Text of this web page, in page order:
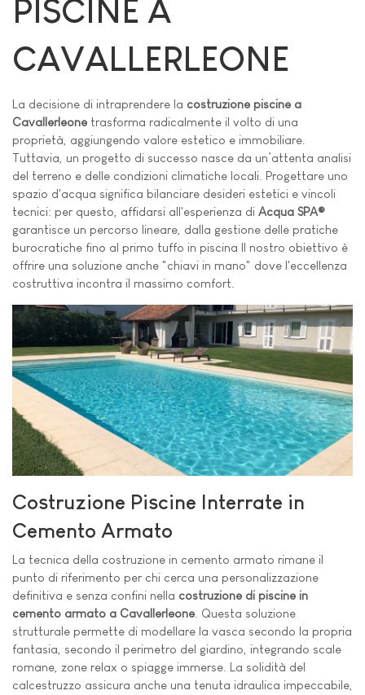
PISCINE A
CAVALLERLEONE
La decisione di intraprendere la costruzione piscine a
Cavallerleone trasforma radicalmente il volto di una
proprietà, aggiungendo valore estetico e immobiliare.
Tuttavia, un progetto di successo nasce da un’attenta analisi
del terreno e delle condizioni climatiche locali. Progettare uno
spazio d'acqua significa bilanciare desideri estetici e vincoli
tecnici: per questo, affidarsi all'esperienza di Acqua SPA®
garantisce un percorso lineare, dalla gestione delle pratiche
burocratiche fino al primo tuffo in piscina Il nostro obiettivo è
offrire una soluzione anche "chiavi in mano" dove l'eccellenza
costruttiva incontra il massimo comfort.
Costruzione Piscine Interrate in
Cemento Armato
La tecnica della costruzione in cemento armato rimane il
punto di riferimento per chi cerca una personalizzazione
definitiva e senza confini nella costruzione di piscine in
cemento armato a Cavallerleone. Questa soluzione
strutturale permette di modellare la vasca secondo la propria
fantasia, secondo il perimetro del giardino, integrando scale
romane, zone relax o spiagge immerse. La solidità del
calcestruzzo assicura anche una tenuta idraulica impeccabile,